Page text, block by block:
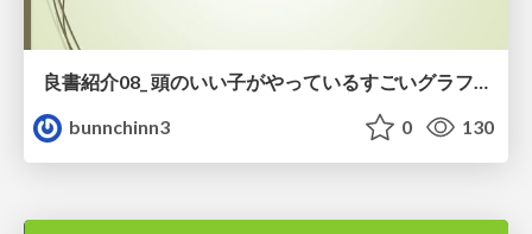
bunnchinn3
0 130